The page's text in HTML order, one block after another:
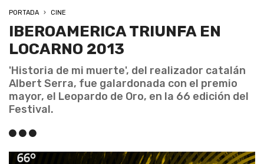
PORTADA CINE
IBEROAMERICA TRIUNFA EN
LOCARNO 2013
'Historia de mi muerte', del realizador catalán
Albert Serra, fue galardonada con el premio
mayor, el Leopardo de Oro, en la 66 edición del
Festival.